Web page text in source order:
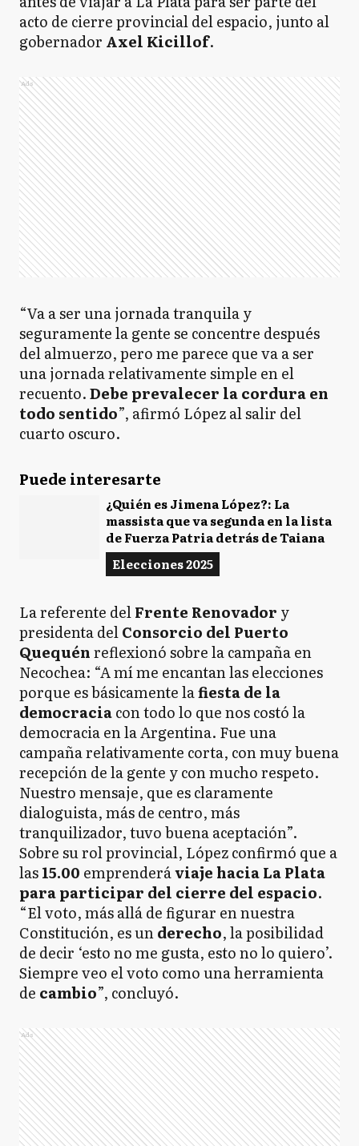
acto de cierre provincial del espacio, junto al
gobernador Axel Kicillof.
Ads
“Va a ser una jornada tranquila y
seguramente la gente se concentre después
del almuerzo, pero me parece que va a ser
una jornada relativamente simple en el
recuento.Debe prevalecer la cordura en
todo sentido”, afirmó López al salir del
cuarto oscuro.
Puede interesarte
¿Quién es Jimena López?: La
massista que va segunda en la lista
de Fuerza Patria detrás de Taiana
Elecciones 2025
La referente delFrente Renovador y
presidenta delConsorcio del Puerto
Quequénreflexionó sobre la campaña en
Necochea: “A mí me encantan las elecciones
porque es básicamente lafiesta de la
democraciacon todo lo que nos costó la
democracia en la Argentina. Fue una
campaña relativamente corta, con muy buena
recepción de la gente y con mucho respeto.
Nuestro mensaje, que es claramente
dialoguista, más de centro, más
tranquilizador, tuvo buena aceptación”.
Sobre su rol provincial, López confirmó que a
las15.00 emprenderáviaje hacia La Plata
para participar del cierre del espacio.
“El voto, más allá de figurar en nuestra
Constitución, es underecho, la posibilidad
de decir ‘esto no me gusta, esto no lo quiero’.
Siempre veo el voto como una herramienta
de cambio”, concluyó.
Ads